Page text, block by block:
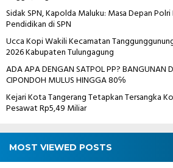
Sidak SPN, Kapolda Maluku: Masa Depan
Pendidikan di SPN
Ucca Kopi Wakili Kecamatan
2026 Kabupaten Tulungagung
ADA APA DENGAN SATPOL PP? BANGUNAN
CIPONDOH MULUS HINGGA 80℅
Kejari Kota Tangerang Tetapkan Tersangka
Pesawat Rp5,49 Miliar
MOST VIEWED POSTS